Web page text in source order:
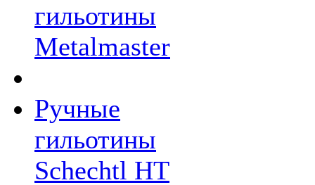
гильотины
Metalmaster
Ручные
гильотины
Schechtl HT